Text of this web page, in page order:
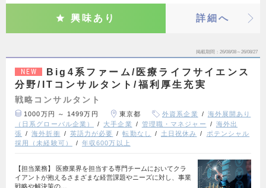
興味あり 詳細へ
掲載期間 26/08/08～26/08/27
NEW
Big4系ファーム/医療ライフサイエンス
分野/ITコンサルタント/福利厚生充実
戦略コンサルタント
1000万円 ～ 1499万円 東京都 外資系企業
海外展開あり
（日系グローバル企業）
大手企業 管理職・マネジャー
海外出
張
海外折衝 英語力が必要 転勤なし 土日祝休み
ポテンシャル
採用（未経験可）
年収600万以上
【担当業務】 医療業界を担当する専門チームにおいてクラ
イアントが抱えるさまざまな経営課題やニーズに対し、事業
戦略や解決策の…